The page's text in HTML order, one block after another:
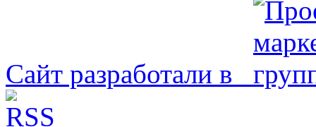
Сайт разработали в